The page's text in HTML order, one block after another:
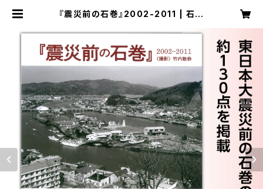
『震災前の石巻』2002-2011 | 石巻